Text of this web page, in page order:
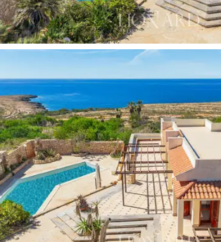
Myytävänä oleva villa ei ole ainoastaan
esklusiivinen piilopaikka niille, jotka
rutiineista Lampedusan
saaren ylivoimaisen kauneuden parissa.
uniikki maantieteellinen sijainti tekee
ihanteellisen niille, jotka etsivät
jossa voi nauttia elämästä kaikessa
paratiisimaisessa ympäristössä.